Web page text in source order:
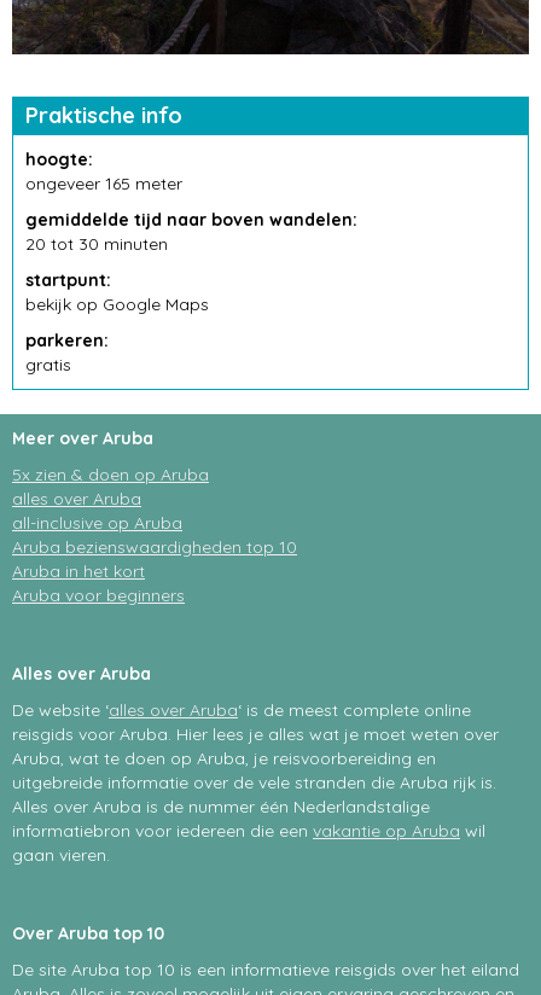
Praktische info
hoogte:
ongeveer 165 meter
gemiddelde tijd naar boven wandelen:
20 tot 30 minuten
startpunt:
bekijk op Google Maps
parkeren:
gratis
Meer over Aruba
5x zien & doen op Aruba
alles over Aruba
all-inclusive op Aruba
Aruba bezienswaardigheden top 10
Aruba in het kort
Aruba voor beginners
Alles over Aruba
De website ‘alles over Aruba‘ is de meest complete online
reisgids voor Aruba. Hier lees je alles wat je moet weten over
Aruba, wat te doen op Aruba, je reisvoorbereiding en
uitgebreide informatie over de vele stranden die Aruba rijk is.
Alles over Aruba is de nummer één Nederlandstalige
informatiebron voor iedereen die een vakantie op Aruba wil
gaan vieren.
Over Aruba top 10
De site Aruba top 10 is een informatieve reisgids over het eiland